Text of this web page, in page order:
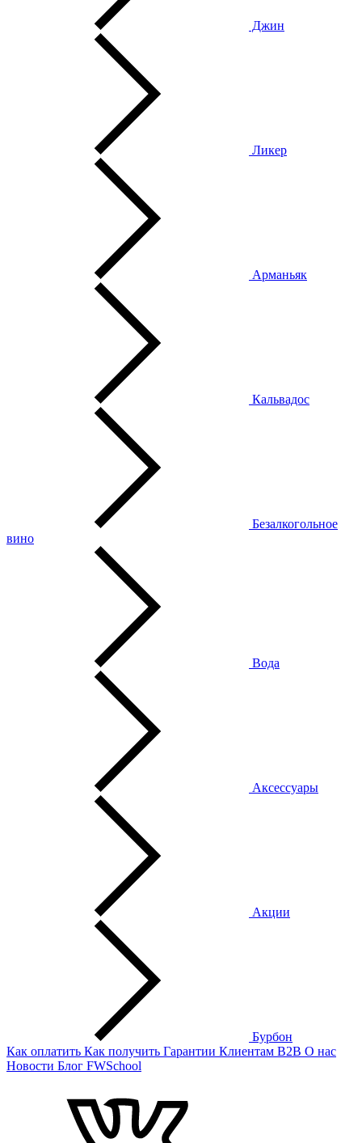
Джин
Ликер
Арманьяк
Кальвадос
Безалкогольное
вино
Вода
Аксессуары
Акции
Бурбон
Как оплатить Как получить Гарантии Клиентам B2B О нас
Новости Блог FWSchool